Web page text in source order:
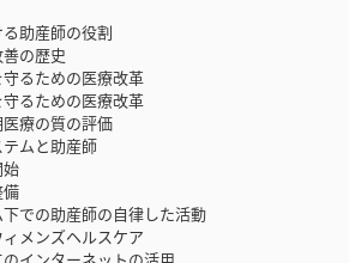
助産師の役割
の改善の歴史
を守るための医療改革
を守るための医療改革
療の質の評価
テムと助産師
の開始
の整備
ム下での助産師の自律した活動
ウィメンズヘルスケア